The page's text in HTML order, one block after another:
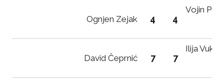
Ognjen Zejak 4 4
Vojin
David Čeprnić 7 7
Ilija